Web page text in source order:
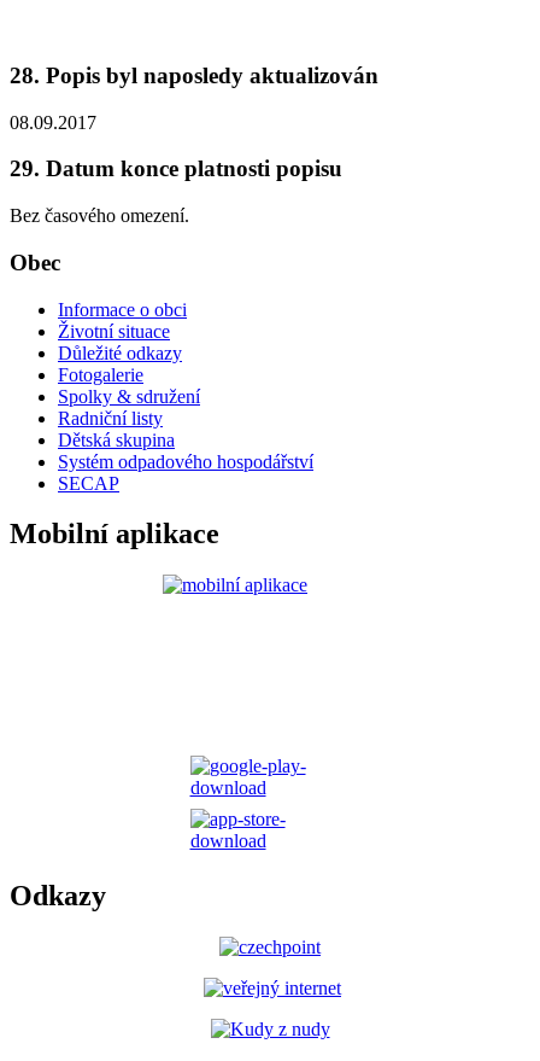
28. Popis byl naposledy aktualizován
08.09.2017
29. Datum konce platnosti popisu
Bez časového omezení.
Obec
Informace o obci
Životní situace
Důležité odkazy
Fotogalerie
Spolky & sdružení
Radniční listy
Dětská skupina
Systém odpadového hospodářství
SECAP
Mobilní aplikace
Odkazy